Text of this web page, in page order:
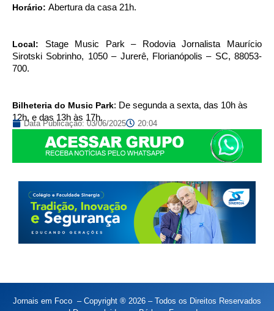
Horário: Abertura da casa 21h.
Local: Stage Music Park – Rodovia Jornalista Maurício
Sirotski Sobrinho, 1050 – Jurerê, Florianópolis – SC, 88053-
700.
Bilheteria do Music Park: De segunda a sexta, das 10h às
12h, e das 13h às 17h.
Data Publicação:03/06/2025 20:04
Jornais em Foco – Copyright ® 2026 – Todos os Direitos Reservados